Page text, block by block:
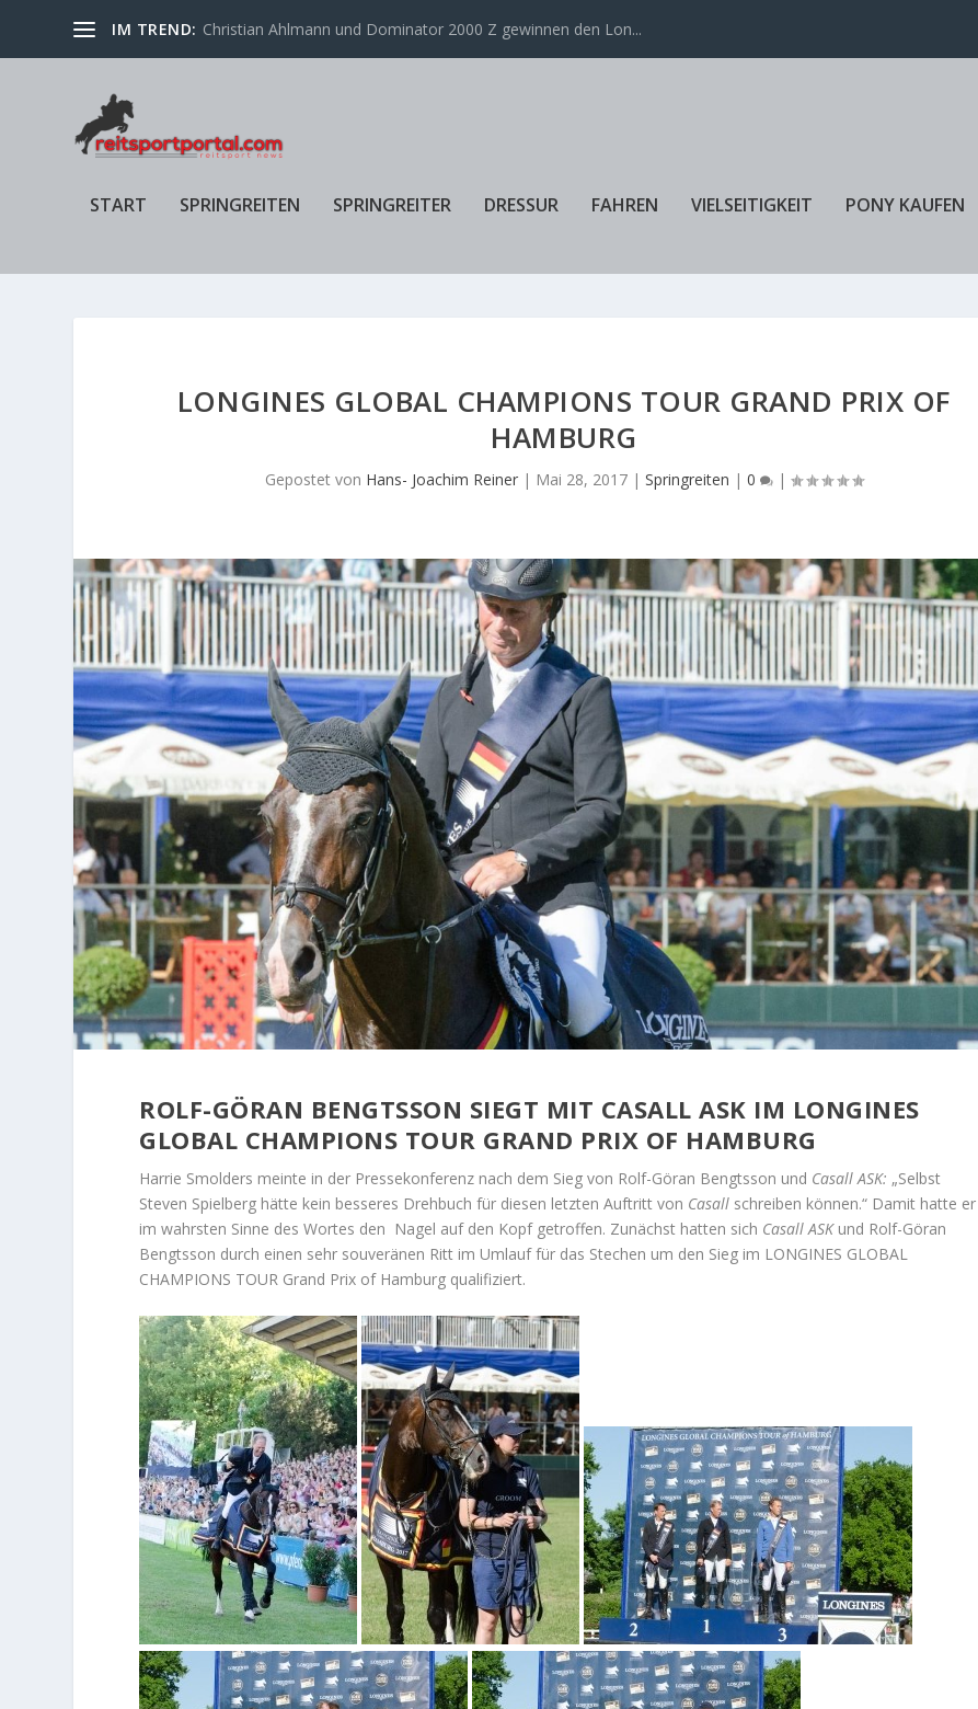
IM TREND: Christian Ahlmann und Dominator 2000 Z gewinnen den Lon...
START SPRINGREITEN SPRINGREITER DRESSUR FAHREN VIELSEITIGKEIT PONY KAUFEN
LONGINES GLOBAL CHAMPIONS TOUR GRAND PRIX OF
HAMBURG
Gepostet von Hans- Joachim Reiner| Mai 28, 2017| Springreiten | 0 |
ROLF-GÖRAN BENGTSSON SIEGT MIT CASALL ASK IM LONGINES
GLOBAL CHAMPIONS TOUR GRAND PRIX OF HAMBURG
Harrie Smolders meinte in der Pressekonferenz nach dem Sieg von Rolf-Göran Bengtsson und Casall ASK: „Selbst
Steven Spielberg hätte kein besseres Drehbuch für diesen letzten Auftritt von Casall schreiben können.“ Damit hatte er
im wahrsten Sinne des Wortes den Nagel auf den Kopf getroffen. Zunächst hatten sich Casall ASK und Rolf-Göran
Bengtsson durch einen sehr souveränen Ritt im Umlauf für das Stechen um den Sieg im LONGINES GLOBAL
CHAMPIONS TOUR Grand Prix of Hamburg qualifiziert.